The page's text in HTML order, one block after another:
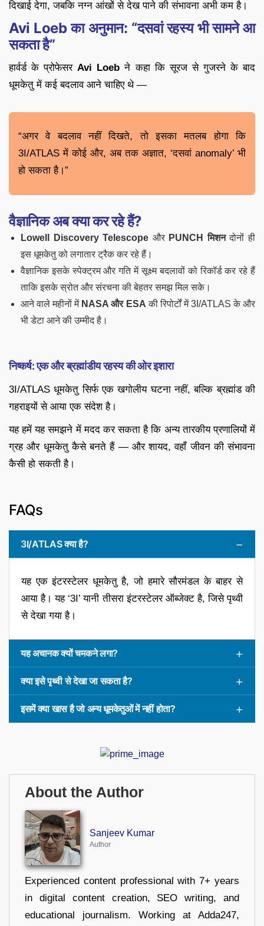
दिखाई देगा, जबकि नग्न आंखों से देख पाने की संभावना अभी कम है।
Avi Loeb का अनुमान: “दसवां रहस्य भी सामने आ
सकता है”
हार्वर्ड के प्रोफेसरAvi Loeb ने कहा कि सूरज से गुजरने के बाद
धूमकेतु में कई बदलाव आने चाहिए थे —
“अगर वे बदलाव नहीं दिखते, तो इसका मतलब होगा कि
3I/ATLAS में कोई और, अब तक अज्ञात, ‘दसवां anomaly’ भी
हो सकता है।”
वैज्ञानिक अब क्या कर रहे हैं?
Lowell Discovery Telescope और PUNCH मिशनदोनों ही
इस धूमकेतु को लगातार ट्रैक कर रहे हैं।
वैज्ञानिक इसके स्पेक्ट्रम और गति में सूक्ष्म बदलावों को रिकॉर्ड कर रहे हैं
ताकि इसके स्रोत और संरचना की बेहतर समझ मिल सके।
आने वाले महीनों में NASA और ESA की रिपोर्टों में 3I/ATLAS के और
भी डेटा आने की उम्मीद है।
निष्कर्ष: एक और ब्रह्मांडीय रहस्य की ओर इशारा
3I/ATLAS धूमकेतु सिर्फ एक खगोलीय घटना नहीं, बल्कि ब्रह्मांड की
गहराइयों से आया एक संदेश है।
यह हमें यह समझने में मदद कर सकता है कि अन्य तारकीय प्रणालियों में
ग्रह और धूमकेतु कैसे बनते हैं — और शायद, वहाँ जीवन की संभावना
कैसी हो सकती है।
FAQs
3I/ATLAS क्या है?
यह एक इंटरस्टेलर धूमकेतु है, जो हमारे सौरमंडल के बाहर से
आया है। यह ‘3I’ यानी तीसरा इंटरस्टेलर ऑब्जेक्ट है, जिसे पृथ्वी
से देखा गया है।
यह अचानक क्यों चमकने लगा?
क्या इसे पृथ्वी से देखा जा सकता है?
इसमें क्या खास है जो अन्य धूमकेतुओं में नहीं होता?
About the Author
Sanjeev Kumar
Author
Experienced content professional with 7+ years
in digital content creation, SEO writing, and
educational journalism. Working at Adda247,